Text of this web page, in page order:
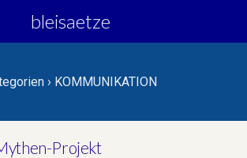
bleisaetze
› KOMMUNIKATION
Projekt